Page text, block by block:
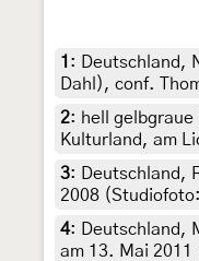
1 :
Deutschland,
Dahl), conf.
2: hell
Kulturland, am
3:
Deutschland,
2008
4:
Deutschland,
am 13. Mai